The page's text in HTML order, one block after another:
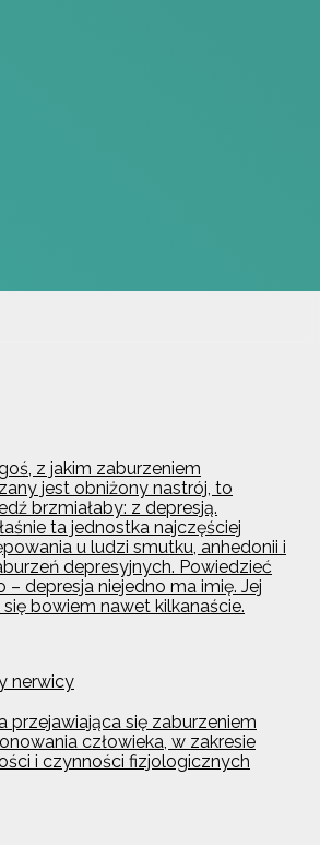
z jakim zaburzeniem
jest obniżony nastrój, to
brzmiałaby: z depresją.
ta jednostka najczęściej
u ludzi smutku, anhedonii i
depresyjnych. Powiedzieć
– depresja niejedno ma imię. Jej
bowiem nawet kilkanaście.
nerwicy
przejawiająca się zaburzeniem
człowieka, w zakresie
i czynności fizjologicznych